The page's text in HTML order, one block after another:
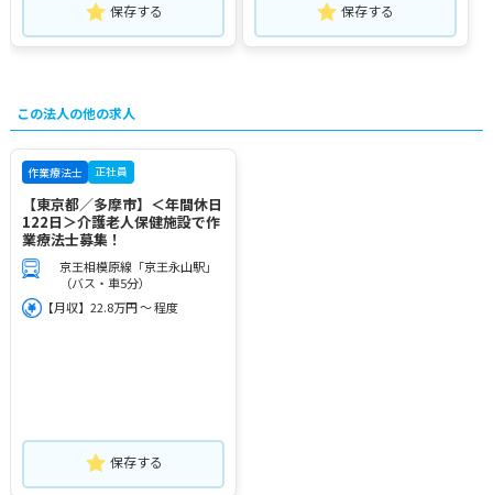
保存する 保存する
この法人の他の求人
作業療法士 正社員
【東京都／多摩市】＜年間休日
122日＞介護老人保健施設で作
業療法士募集！
京王相模原線「京王永山駅」
（バス・車5分）
【月収】22.8万円 ～ 程度
保存する